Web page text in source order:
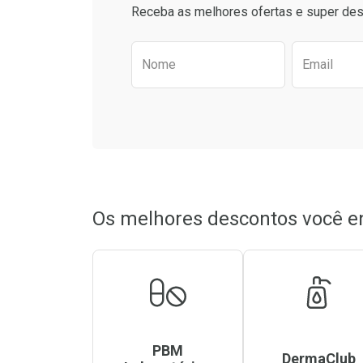
Por R$ 43,99/cada
Por R$ 43,99/cada
Por R$ 86,99/cada
Por R$ 86,99/cada
Receba as melhores ofertas e super
Preencha o formulário
Nome Email
Os melhores descontos você
PBM
DermaClub